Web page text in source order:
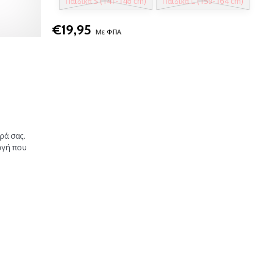
€19,95 Με ΦΠΑ
σας.
που